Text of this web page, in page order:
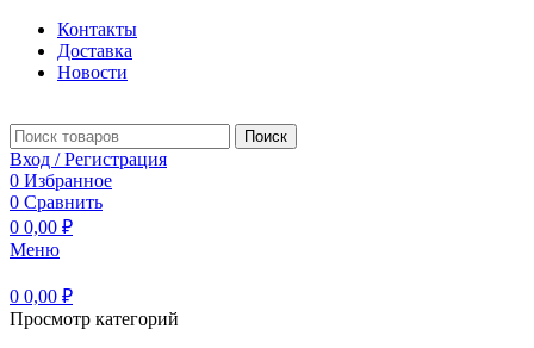
Контакты
Доставка
Новости
Поиск
Вход / Регистрация
0 Избранное
0 Сравнить
0 0,00 ₽
Меню
0 0,00 ₽
Просмотр категорий